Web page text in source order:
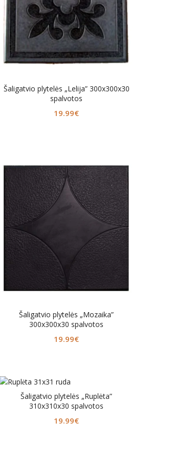
Šaligatvio plytelės „Lelija” 300x300x30
spalvotos
19.99€
Šaligatvio plytelės „Mozaika”
300x300x30 spalvotos
19.99€
Šaligatvio plytelės „Ruplėta”
310x310x30 spalvotos
19.99€